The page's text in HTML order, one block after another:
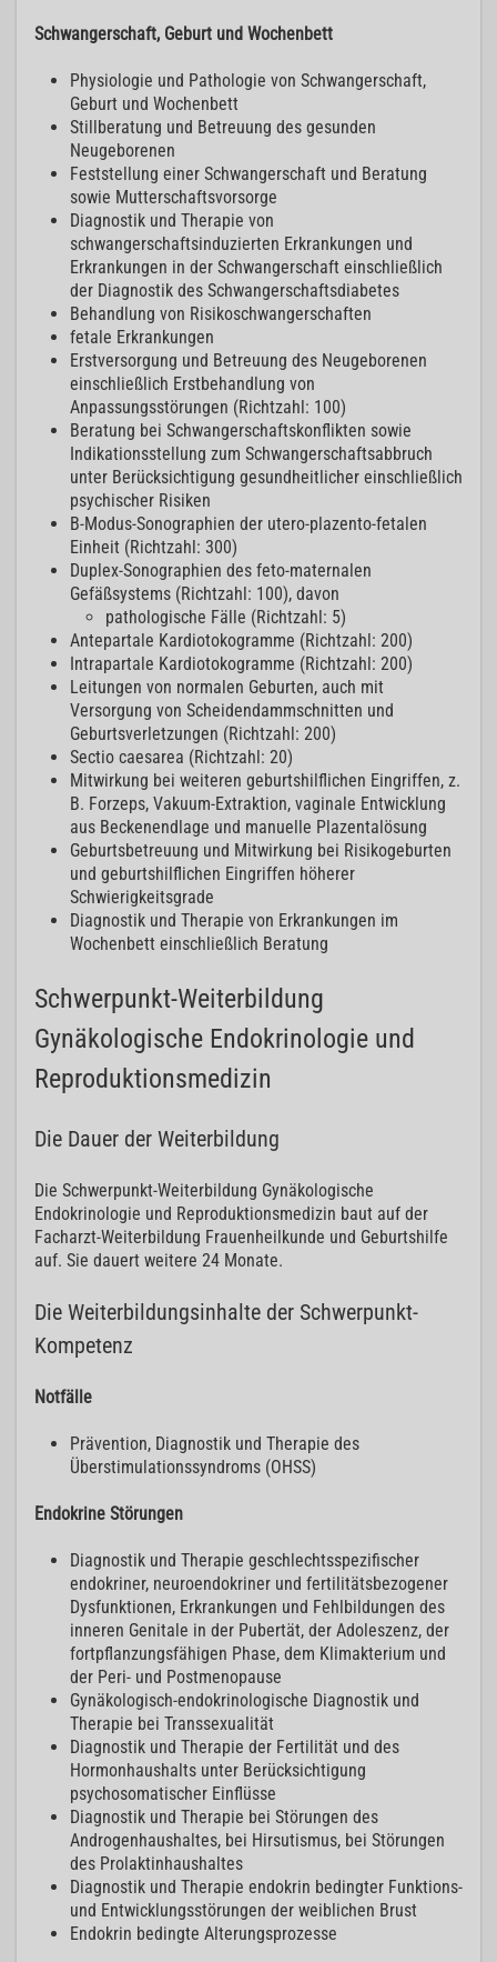
Schwangerschaft, Geburt und Wochenbett
Physiologie und Pathologie von Schwangerschaft,
Geburt und Wochenbett
Stillberatung und Betreuung des gesunden
Neugeborenen
Feststellung einer Schwangerschaft und Beratung
sowie Mutterschaftsvorsorge
Diagnostik und Therapie von
schwangerschaftsinduzierten Erkrankungen und
Erkrankungen in der Schwangerschaft einschließlich
der Diagnostik des Schwangerschaftsdiabetes
Behandlung von Risikoschwangerschaften
fetale Erkrankungen
Erstversorgung und Betreuung des Neugeborenen
einschließlich Erstbehandlung von
Anpassungsstörungen (Richtzahl: 100)
Beratung bei Schwangerschaftskonflikten sowie
Indikationsstellung zum Schwangerschaftsabbruch
unter Berücksichtigung gesundheitlicher einschließlich
psychischer Risiken
B-Modus-Sonographien der utero-plazento-fetalen
Einheit (Richtzahl: 300)
Duplex-Sonographien des feto-maternalen
Gefäßsystems (Richtzahl: 100), davon
pathologische Fälle (Richtzahl: 5)
Antepartale Kardiotokogramme (Richtzahl: 200)
Intrapartale Kardiotokogramme (Richtzahl: 200)
Leitungen von normalen Geburten, auch mit
Versorgung von Scheidendammschnitten und
Geburtsverletzungen (Richtzahl: 200)
Sectio caesarea (Richtzahl: 20)
Mitwirkung bei weiteren geburtshilflichen Eingriffen, z.
B. Forzeps, Vakuum-Extraktion, vaginale Entwicklung
aus Beckenendlage und manuelle Plazentalösung
Geburtsbetreuung und Mitwirkung bei Risikogeburten
und geburtshilflichen Eingriffen höherer
Schwierigkeitsgrade
Diagnostik und Therapie von Erkrankungen im
Wochenbett einschließlich Beratung
Schwerpunkt-Weiterbildung
Gynäkologische Endokrinologie und
Reproduktionsmedizin
Die Dauer der Weiterbildung
Die Schwerpunkt-Weiterbildung Gynäkologische
Endokrinologie und Reproduktionsmedizin baut auf der
Facharzt-Weiterbildung Frauenheilkunde und Geburtshilfe
auf. Sie dauert weitere 24 Monate.
Die Weiterbildungsinhalte der Schwerpunkt-
Kompetenz
Notfälle
Prävention, Diagnostik und Therapie des
Überstimulationssyndroms (OHSS)
Endokrine Störungen
Diagnostik und Therapie geschlechtsspezifischer
endokriner, neuroendokriner und fertilitätsbezogener
Dysfunktionen, Erkrankungen und Fehlbildungen des
inneren Genitale in der Pubertät, der Adoleszenz, der
fortpflanzungsfähigen Phase, dem Klimakterium und
der Peri- und Postmenopause
Gynäkologisch-endokrinologische Diagnostik und
Therapie bei Transsexualität
Diagnostik und Therapie der Fertilität und des
Hormonhaushalts unter Berücksichtigung
psychosomatischer Einflüsse
Diagnostik und Therapie bei Störungen des
Androgenhaushaltes, bei Hirsutismus, bei Störungen
des Prolaktinhaushaltes
Diagnostik und Therapie endokrin bedingter Funktions-
und Entwicklungsstörungen der weiblichen Brust
Endokrin bedingte Alterungsprozesse